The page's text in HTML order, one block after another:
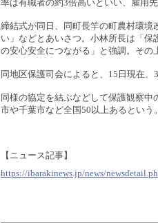
率は有職者の約3倍高いといい、雇用
締結式が同日、同町長竿の町農村環
い」などとあいさつ。小林所長は「
の安心安全につながる」と強調。その
同地区保護司会によると、15日現在、
同様の協定を結ぶなどして保護観察
市や千葉市など全国50以上あるという
【ニュース記事】
https://ibarakinews.jp/news/